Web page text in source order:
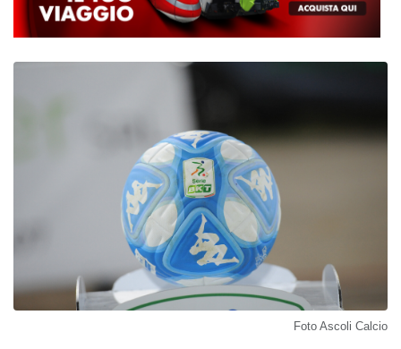
Foto Ascoli Calcio